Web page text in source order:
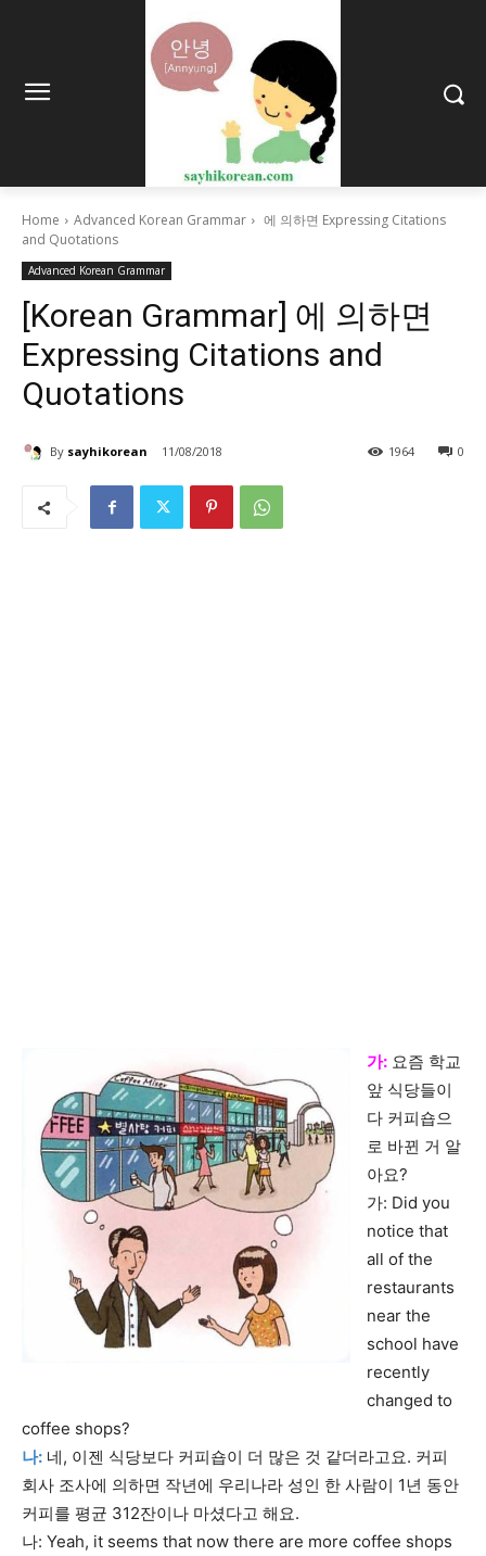
Home Advanced Korean Grammar
에 의하면 Expressing Citations
and Quotations
Advanced Korean Grammar
[Korean Grammar] 에 의하면
Expressing Citations and
Quotations
By sayhikorean 11/08/2018 0
1964
가: 요즘 학교
앞 식당들이
다 커피숍으
로 바뀐 거 알
아요?
가: Did you
notice that
all of the
restaurants
near the
school have
recently
changed to
coffee shops?
나: 네, 이젠 식당보다 커피숍이 더 많은 것 같더라고요. 커피
회사 조사에 의하면 작년에 우리나라 성인 한 사람이 1년 동안
커피를 평균 312잔이나 마셨다고 해요.
나: Yeah, it seems that now there are more coffee shops